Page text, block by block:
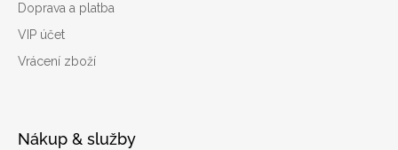
Doprava a platba
VIP účet
Vrácení zboží
Nákup & služby